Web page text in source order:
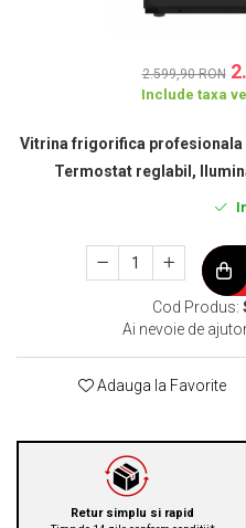
2.599,90 RON
Include taxa
Vitrina frigorifica profesionala
Termostat reglabil,
Cod Produs:
Ai nevoie de
Adauga la Favorite
Retur simplu si rapid